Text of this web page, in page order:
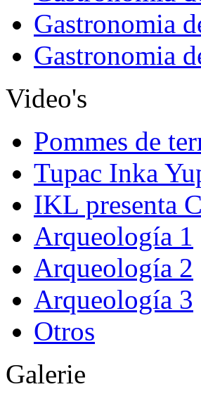
Gastronomia
Gastronomia
Video's
Pommes de
Tupac Inka
IKL presenta
Arqueología 1
Arqueología 2
Arqueología 3
Otros
Galerie